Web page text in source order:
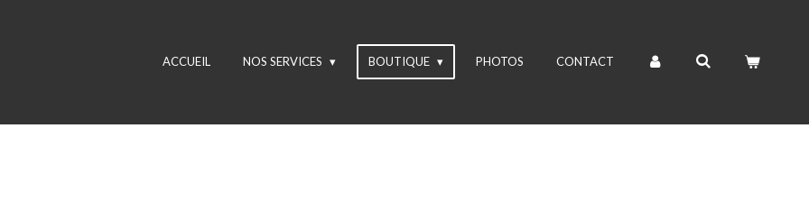
ACCUEIL NOS SERVICES BOUTIQUE PHOTOS CONTACT